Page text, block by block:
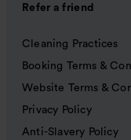
Refer a friend
Cleaning Practices
Booking Terms &
Website Terms &
Privacy Policy
Anti-Slavery Policy